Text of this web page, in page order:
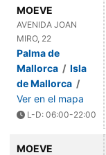
MOEVE
AVENIDA JOAN
MIRO, 22
Palma de
Mallorca / Isla
de Mallorca /
Ver en el mapa
L-D: 06:00-22:00
MOEVE